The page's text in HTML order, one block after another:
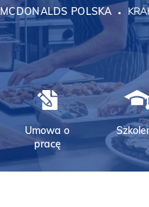
MCDONALDS POLSKA
Umowa o
pracę